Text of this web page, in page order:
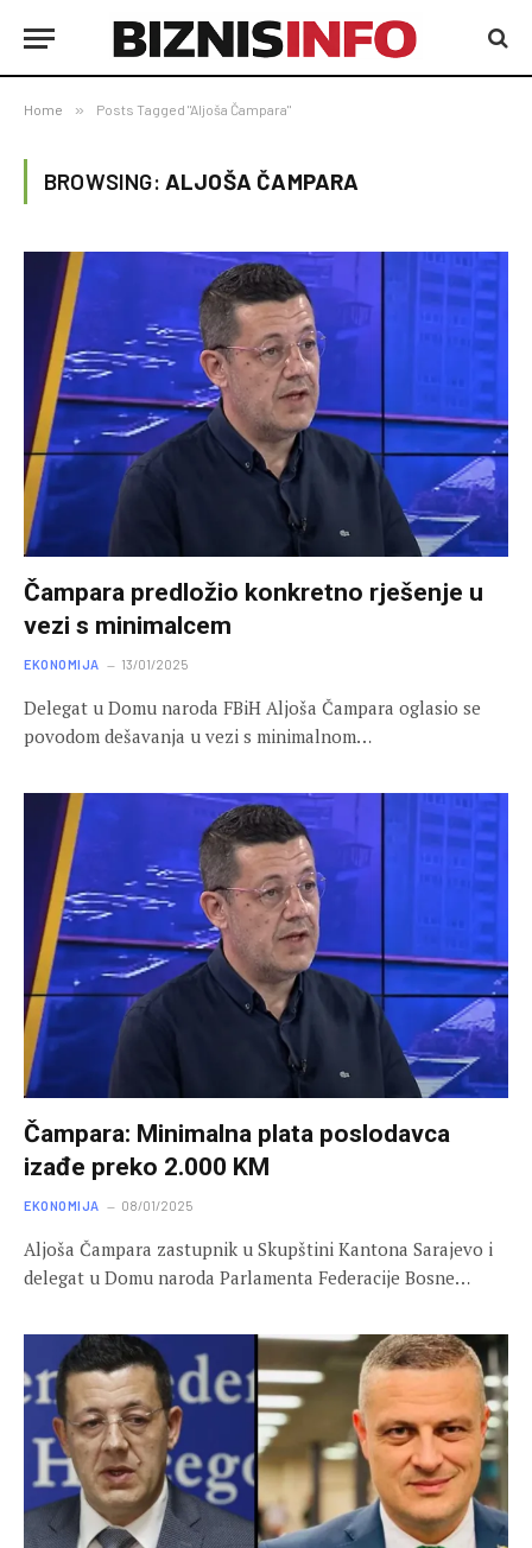
Home » Posts Tagged "Aljoša Čampara"
BROWSING: ALJOŠA ČAMPARA
Čampara predložio konkretno rješenje u
vezi s minimalcem
EKONOMIJA 13/01/2025
Delegat u Domu naroda FBiH Aljoša Čampara oglasio se
povodom dešavanja u vezi s minimalnom…
Čampara: Minimalna plata poslodavca
izađe preko 2.000 KM
EKONOMIJA 08/01/2025
Aljoša Čampara zastupnik u Skupštini Kantona Sarajevo i
delegat u Domu naroda Parlamenta Federacije Bosne…